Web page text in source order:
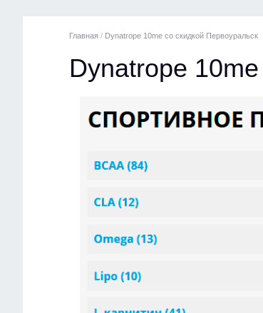
Главная / Dynatrope 10me со скидкой Первоуральск
Dynatrope